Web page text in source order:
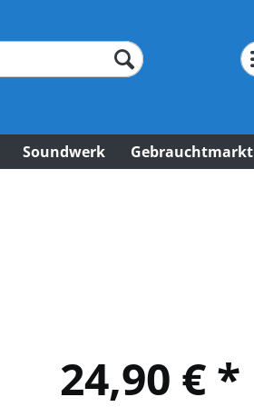
Soundwerk Gebrauchtmarkt
24,90 € *